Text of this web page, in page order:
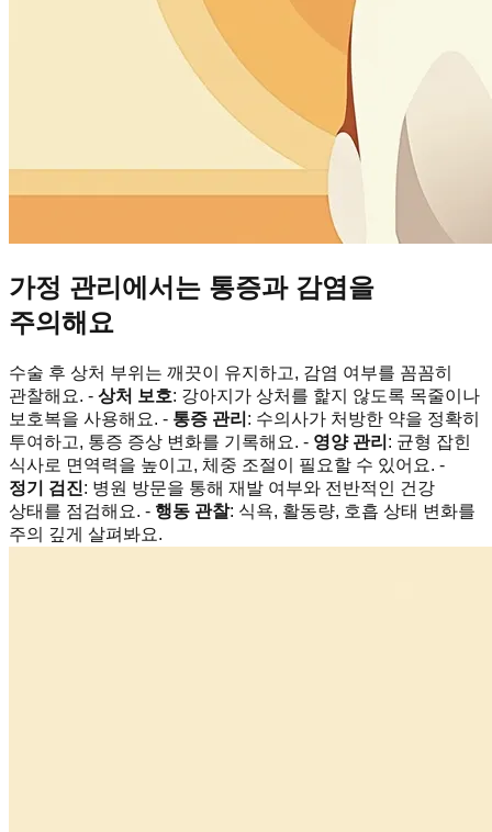
가정 관리에서는 통증과 감염을
주의해요
수술 후 상처 부위는 깨끗이 유지하고, 감염 여부를 꼼꼼히
관찰해요. - 상처 보호: 강아지가 상처를 핥지 않도록 목줄이나
보호복을 사용해요. - 통증 관리 : 수의사가 처방한 약을 정확히
투여하고, 통증 증상 변화를 기록해요. - 영양 관리 : 균형 잡힌
식사로 면역력을 높이고, 체중 조절이 필요할 수 있어요. -
정기 검진: 병원 방문을 통해 재발 여부와 전반적인 건강
상태를 점검해요. - 행동 관찰: 식욕, 활동량, 호흡 상태 변화를
주의 깊게 살펴봐요.